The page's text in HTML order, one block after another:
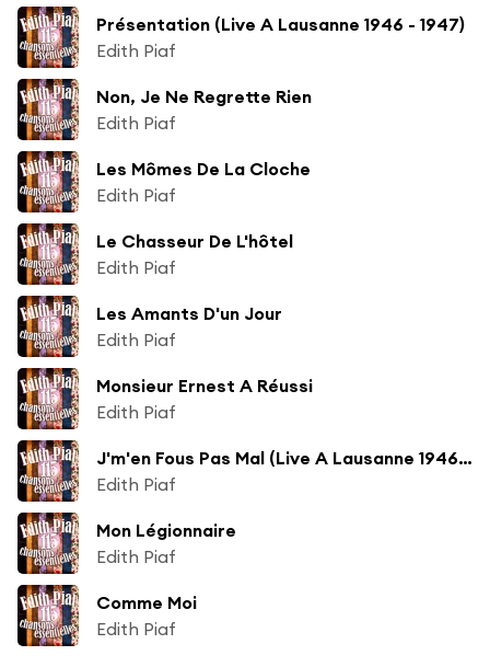
Présentation (Live A Lausanne 1946 - 1947)
Edith Piaf
Non, Je Ne Regrette Rien
Edith Piaf
Les Mômes De La Cloche
Edith Piaf
Le Chasseur De L'hôtel
Edith Piaf
Les Amants D'un Jour
Edith Piaf
Monsieur Ernest A Réussi
Edith Piaf
J'm'en Fous Pas Mal (Live A Lausanne 1946 - 1947)
Edith Piaf
Mon Légionnaire
Edith Piaf
Comme Moi
Edith Piaf